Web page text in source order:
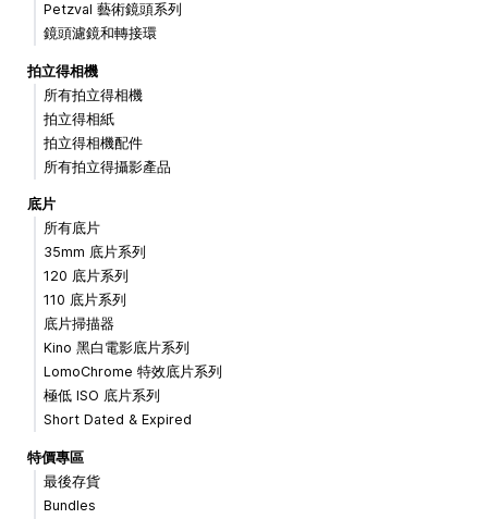
Petzval 藝術鏡頭系列
鏡頭濾鏡和轉接環
拍立得相機
所有拍立得相機
拍立得相紙
拍立得相機配件
所有拍立得攝影產品
底片
所有底片
35mm 底片系列
120 底片系列
110 底片系列
底片掃描器
Kino 黑白電影底片系列
LomoChrome 特效底片系列
極低 ISO 底片系列
Short Dated & Expired
特價專區
最後存貨
Bundles